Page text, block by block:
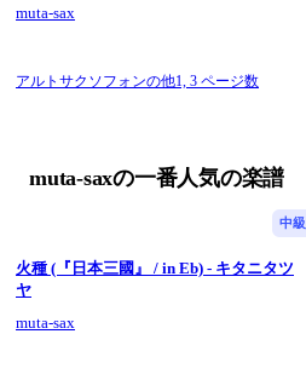
muta-sax
アルトサクソフォンの他1, 3 ページ数
muta-saxの一番人気の楽譜
中級
火種 (『日本三國』 / in Eb) - キタニタツ
ヤ
muta-sax